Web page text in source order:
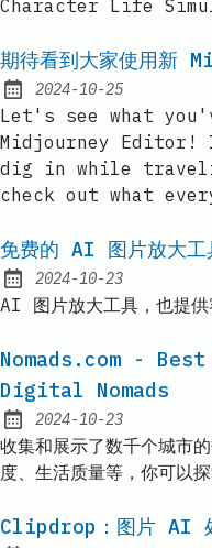
Character Life
期待看到大家使用新
Published:
2024-10-25
Let's see what
Midjourney
dig in while
check out what
免费的 AI 图片放大工
Published:
2024-10-23
AI 图片放大工具，也提供
Nomads.com -
Digital Nomads
Published:
2024-10-23
收集和展示了数千个城市
度、生活质量等，你可以
Clipdrop：图片 AI